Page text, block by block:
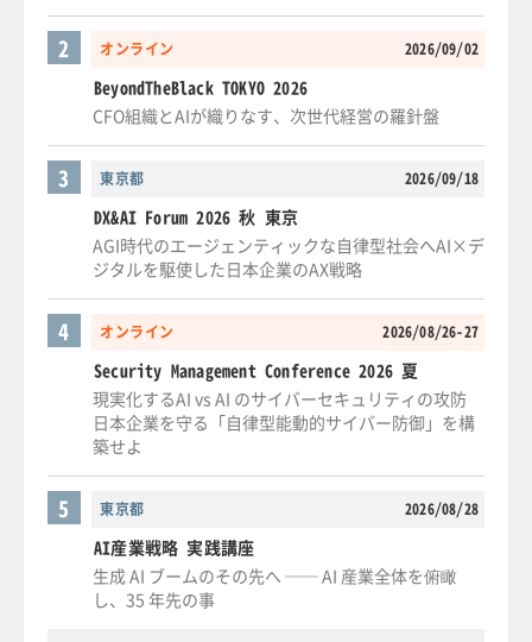
オンライン 2026/09/02
2
BeyondTheBlack TOKYO 2026
CFO組織とAIが織りなす、次世代経営の羅針盤
東京都 2026/09/18
3
DX&AI Forum 2026 秋 東京
AGI時代のエージェンティックな自律型社会へAI×デ
ジタルを駆使した日本企業のAX戦略
オンライン 2026/08/26-27
4
Security Management Conference 2026 夏
現実化するAI vs AI のサイバーセキュリティの攻防
日本企業を守る「自律型能動的サイバー防御」を構
築せよ
東京都 2026/08/28
5
AI産業戦略 実践講座
生成 AI ブームのその先へ ── AI 産業全体を俯瞰
し、35 年先の事